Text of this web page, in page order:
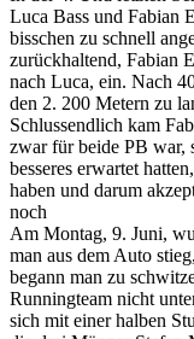
Luca Bass und Fabian
bisschen zu schnell
zurückhaltend, Fabian
nach Luca, ein. Nach
den 2. 200 Metern zu
Schlussendlich kam
zwar für beide PB war,
besseres erwartet
haben und darum
noch
Am Montag, 9. Juni,
man aus dem Auto stieg,
begann man zu
Runningteam nicht
sich mit einer halben